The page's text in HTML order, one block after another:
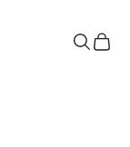
検索カー